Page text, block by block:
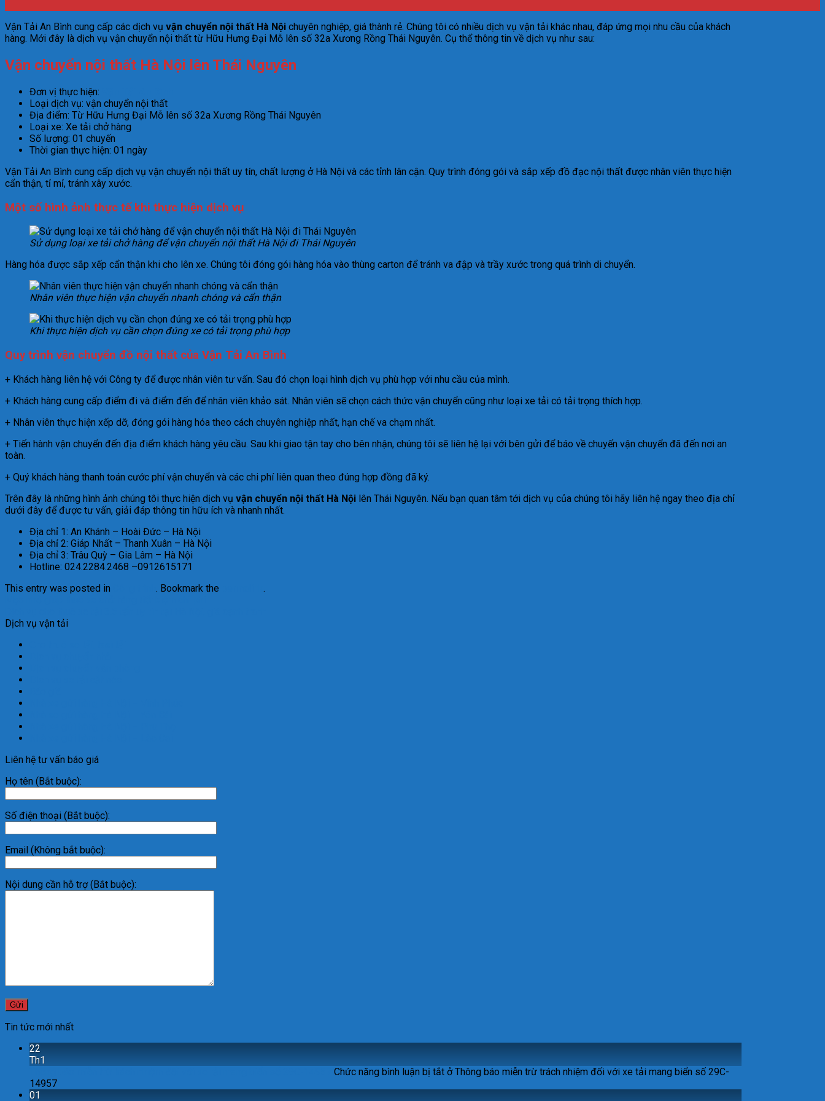
Vận Tải An Bình cung cấp các dịch vụ vận chuyển nội thất Hà Nội chuyên nghiệp, giá thành rẻ. Chúng tôi có nhiều dịch vụ vận tải khác nhau, đáp ứng mọi nhu cầu của khách
hàng. Mới đây là dịch vụ vận chuyển nội thất từ Hữu Hưng Đại Mỗ lên số 32a Xương Rồng Thái Nguyên. Cụ thể thông tin về dịch vụ như sau:
Vận chuyển nội thất Hà Nội lên Thái Nguyên
Đơn vị thực hiện:
Loại dịch vụ: vận chuyển nội thất
Địa điểm: Từ Hữu Hưng Đại Mỗ lên số 32a Xương Rồng Thái Nguyên
Loại xe: Xe tải chở hàng
Số lượng: 01 chuyến
Thời gian thực hiện: 01 ngày
Vận Tải An Bình cung cấp dịch vụ vận chuyển nội thất uy tín, chất lượng ở Hà Nội và các tỉnh lân cận. Quy trình đóng gói và sắp xếp đồ đạc nội thất được nhân viên thực hiện
cẩn thận, tỉ mỉ, tránh xây xước.
Một số hình ảnh thực tế khi thực hiện dịch vụ
Sử dụng loại xe tải chở hàng để vận chuyển nội thất Hà Nội đi Thái Nguyên
Hàng hóa được sắp xếp cẩn thận khi cho lên xe. Chúng tôi đóng gói hàng hóa vào thùng carton để tránh va đập và trầy xước trong quá trình di chuyển.
Nhân viên thực hiện vận chuyển nhanh chóng và cẩn thận
Khi thực hiện dịch vụ cần chọn đúng xe có tải trọng phù hợp
Quy trình vận chuyển đồ nội thất của Vận Tải An Bình
+ Khách hàng liên hệ với Công ty để được nhân viên tư vấn. Sau đó chọn loại hình dịch vụ phù hợp với nhu cầu của mình.
+ Khách hàng cung cấp điểm đi và điểm đến để nhân viên khảo sát. Nhân viên sẽ chọn cách thức vận chuyển cũng như loại xe tải có tải trọng thích hợp.
+ Nhân viên thực hiện xếp dỡ, đóng gói hàng hóa theo cách chuyên nghiệp nhất, hạn chế va chạm nhất.
+ Tiến hành vận chuyển đến địa điểm khách hàng yêu cầu. Sau khi giao tận tay cho bên nhận, chúng tôi sẽ liên hệ lại với bên gửi để báo về chuyến vận chuyển đã đến nơi an
toàn.
+ Quý khách hàng thanh toán cước phí vận chuyển và các chi phí liên quan theo đúng hợp đồng đã ký.
Trên đây là những hình ảnh chúng tôi thực hiện dịch vụ vận chuyển nội thất Hà Nội lên Thái Nguyên. Nếu bạn quan tâm tới dịch vụ của chúng tôi hãy liên hệ ngay theo địa chỉ
dưới đây để được tư vấn, giải đáp thông tin hữu ích và nhanh nhất.
Địa chỉ 1: An Khánh – Hoài Đức – Hà Nội
Địa chỉ 2: Giáp Nhất – Thanh Xuân – Hà Nội
Địa chỉ 3: Trâu Quỳ – Gia Lâm – Hà Nội
Hotline: 024.2284.2468 –0912615171
This entry was posted in
. Bookmark the
.
Dịch vụ vận tải
Liên hệ tư vấn báo giá
Họ tên (Bắt buộc):
Số điện thoại (Bắt buộc):
Email (Không bắt buộc):
Nội dung cần hỗ trợ (Bắt buộc):
Tin tức mới nhất
22
Th1
Chức năng bình luận bị tắt ở Thông báo miễn trừ trách nhiệm đối với xe tải mang biển số 29C-
14957
01